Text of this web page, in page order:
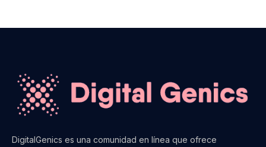
DigitalGenics es una comunidad en línea que ofrece